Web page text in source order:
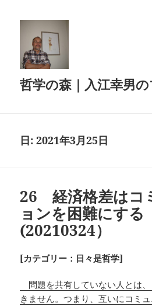
哲学の森｜入江幸男
日:2021年3月25日
26 経済格差はコ
ョンを困難にする
(20210324）
[カテゴリー：日々是哲学]
問題を共有していない人とは
きません。つまり、互いにコミ